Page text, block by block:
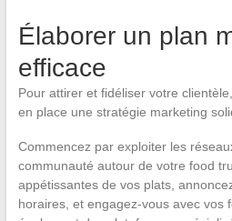
Élaborer un plan
efficace
Pour attirer et fidéliser votre
en place une stratégie marketing
Commencez par exploiter les
communauté autour de votre food
appétissantes de vos plats,
horaires, et engagez-vous avec vos